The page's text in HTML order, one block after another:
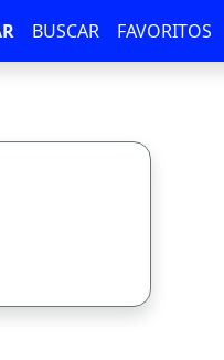
BUSCAR FAVORITOS